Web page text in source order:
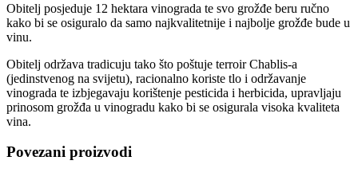
Obitelj posjeduje 12 hektara vinograda te svo grožđe beru ručno
kako bi se osiguralo da samo najkvalitetnije i najbolje grožđe bude u
vinu.
Obitelj održava tradicuju tako što poštuje terroir Chablis-a
(jedinstvenog na svijetu), racionalno koriste tlo i održavanje
vinograda te izbjegavaju korištenje pesticida i herbicida, upravljaju
prinosom grožđa u vinogradu kako bi se osigurala visoka kvaliteta
vina.
Povezani proizvodi